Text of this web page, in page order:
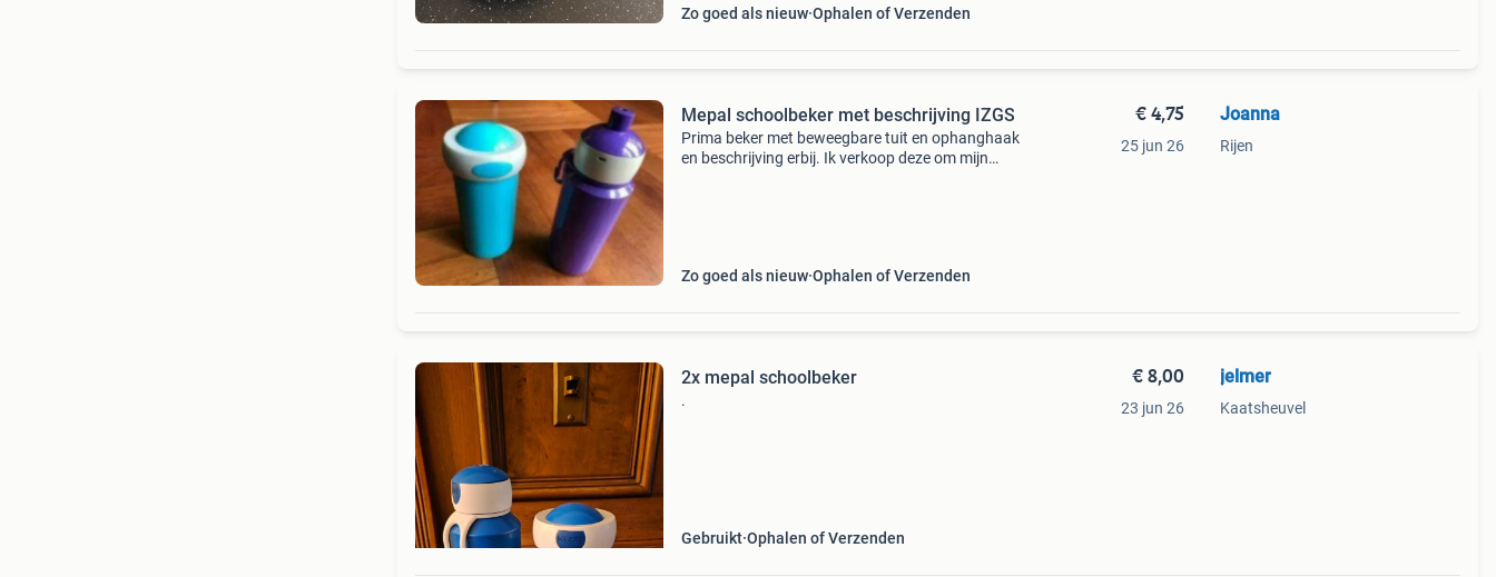
Zo goed als nieuw Ophalen of Verzenden
Mepal schoolbeker met beschrijving IZGS
Prima beker met beweegbare tuit en ophanghaak
en beschrijving erbij. Ik verkoop deze om mijn
Zo goed als nieuw Ophalen of Verzenden
€ 4,75
25 jun 26
Joanna
Rijen
2x mepal schoolbeker
.
Gebruikt Ophalen of Verzenden
€ 8,00
23 jun 26
jelmer
Kaatsheuvel